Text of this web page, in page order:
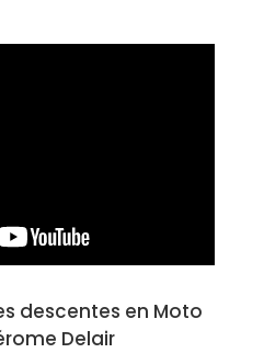
descentes en Moto
Delair